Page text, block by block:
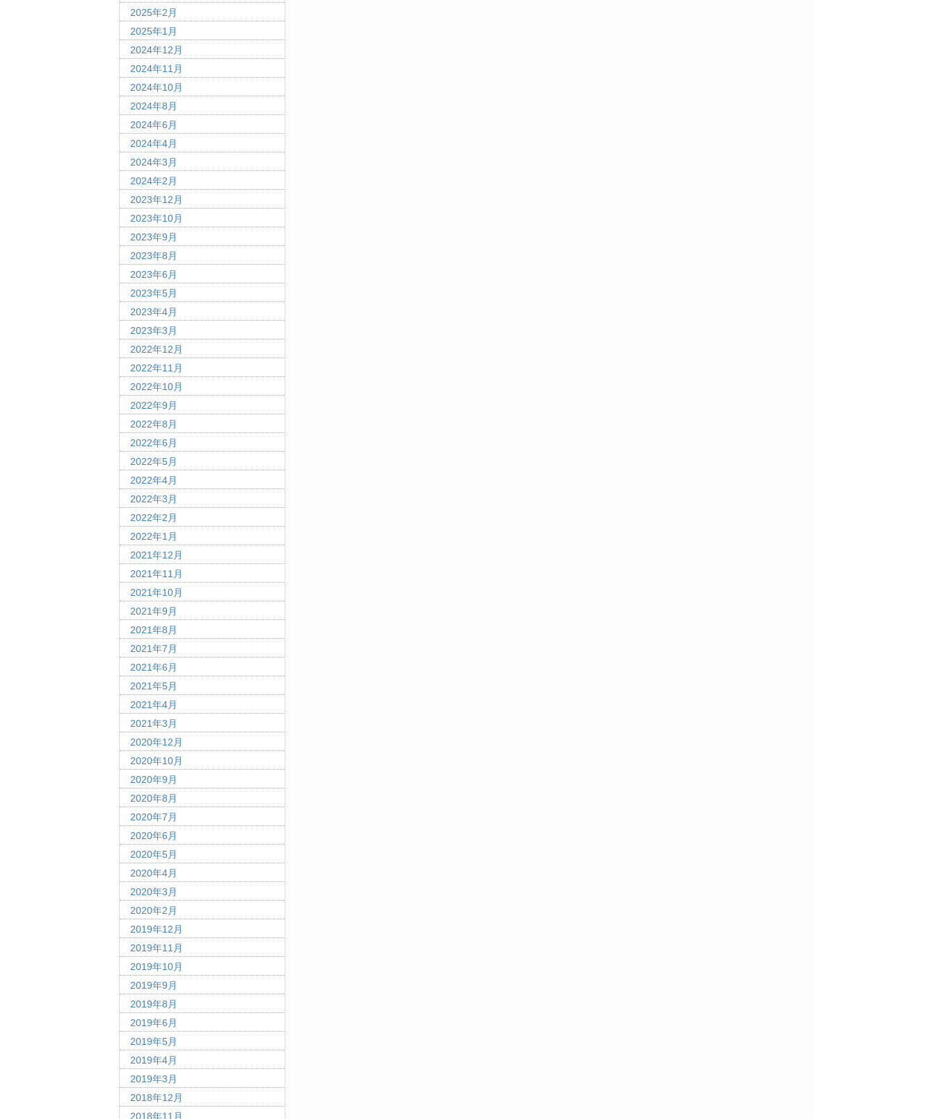
2025年2月
2025年1月
2024年12月
2024年11月
2024年10月
2024年8月
2024年6月
2024年4月
2024年3月
2024年2月
2023年12月
2023年10月
2023年9月
2023年8月
2023年6月
2023年5月
2023年4月
2023年3月
2022年12月
2022年11月
2022年10月
2022年9月
2022年8月
2022年6月
2022年5月
2022年4月
2022年3月
2022年2月
2022年1月
2021年12月
2021年11月
2021年10月
2021年9月
2021年8月
2021年7月
2021年6月
2021年5月
2021年4月
2021年3月
2020年12月
2020年10月
2020年9月
2020年8月
2020年7月
2020年6月
2020年5月
2020年4月
2020年3月
2020年2月
2019年12月
2019年11月
2019年10月
2019年9月
2019年8月
2019年6月
2019年5月
2019年4月
2019年3月
2018年12月
2018年11月